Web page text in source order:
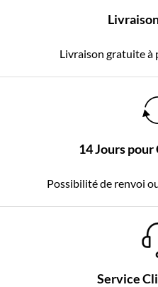
Livraison gratuite à
14 Jours pour
Possibilité de renvoi
Service